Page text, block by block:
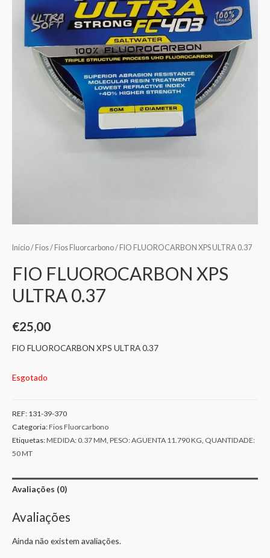
Início/ Fios/ Fios Fluorcarbono/ FIO FLUOROCARBON XPS ULTRA 0.37
FIO FLUOROCARBON XPS
ULTRA 0.37
€25,00
FIO FLUOROCARBON XPS ULTRA 0.37
Esgotado
REF: 131-39-370
Categoria:Fios Fluorcarbono
Etiquetas:MEDIDA: 0.37 MM, PESO: AGUENTA 11.790 KG, QUANTIDADE:
50 MT
Avaliações (0)
Avaliações
Ainda não existem avaliações.